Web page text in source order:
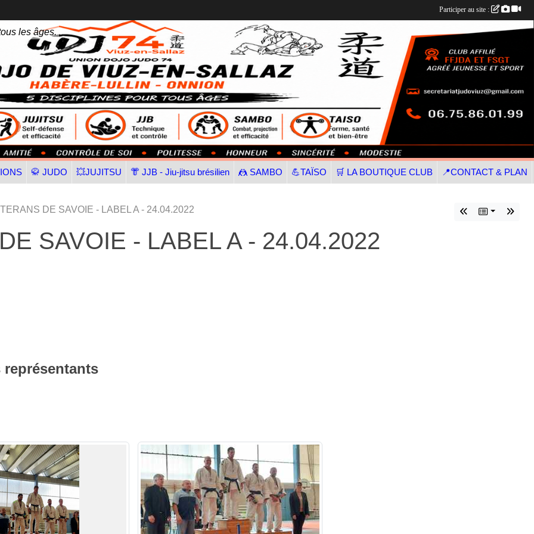
les âges.
🥋 JUDO 💥JUJITSU 👘 JJB - Jiu-jitsu brésilien 🤼 SAMBO 💪TAÏSO 🛒 LA BOUTIQUE CLUB 📍CONTACT & PLAN
DE SAVOIE - LABEL A - 24.04.2022
SAVOIE - LABEL A - 24.04.2022
Participer au site :